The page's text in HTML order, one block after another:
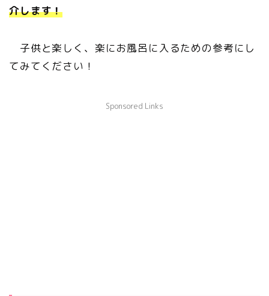
介します！
子供と楽しく、楽にお風呂に入るための参考にし
てみてください！
Sponsored Links